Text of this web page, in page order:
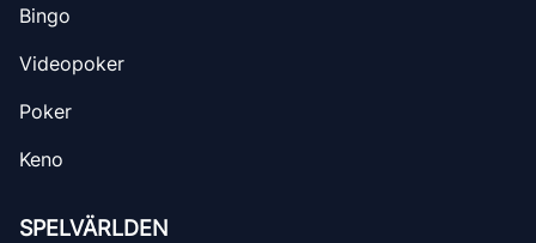
Bingo
Videopoker
Poker
Keno
SPELVÄRLDEN